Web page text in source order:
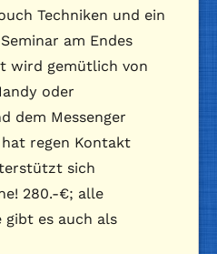
Techniken und ein
am Endes
wird gemütlich von
oder
dem Messenger
hat regen Kontakt
sich
280.-€; alle
gibt es auch als